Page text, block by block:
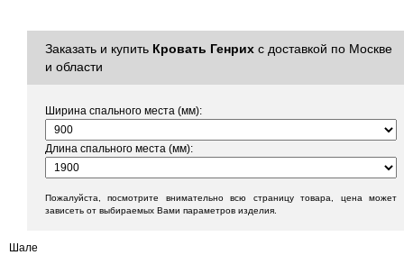
Заказать и купить Кровать Генрих с доставкой по Москве
и области
Ширина спального места (мм):
Длина спального места (мм):
Пожалуйста, посмотрите внимательно всю страницу товара, цена может
зависеть от выбираемых Вами параметров изделия.
Шале